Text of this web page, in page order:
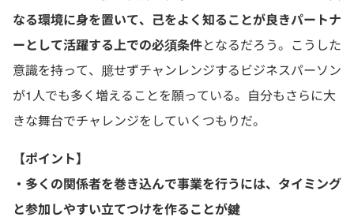
なる環境に身を置いて、己をよく知ることが良きパートナ
ーとして活躍する上での必須条件となるだろう。こうした
意識を持って、臆せずチャンレンジするビジネスパーソン
が1人でも多く増えることを願っている。自分もさらに大
きな舞台でチャレンジをしていくつもりだ。
【ポイント】
・多くの関係者を巻き込んで事業を行うには、タイミング
と参加しやすい立てつけを作ることが鍵